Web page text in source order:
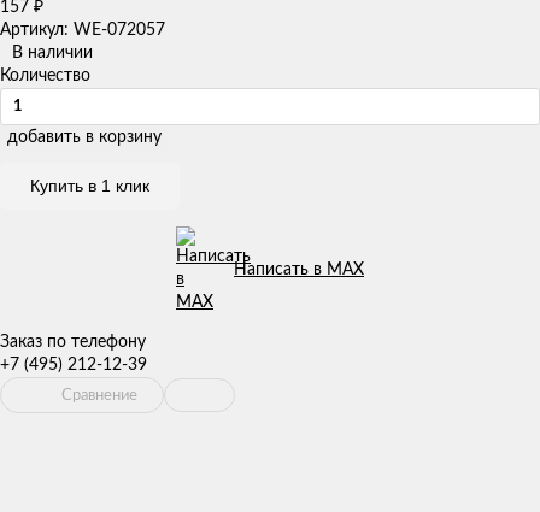
157 ₽
Артикул: WE-072057
В наличии
Количество
добавить в корзину
Купить в 1 клик
Написать в MAX
Заказ по телефону
+7 (495) 212-12-39
Сравнение